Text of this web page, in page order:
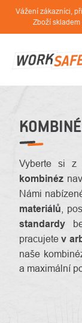
Přejít
obsah
Vážení zákazníci,
Zboží
Vyberte si z
kombinéz
Námi
materiálů ,
standardy
pracujetev
naše
a maximální